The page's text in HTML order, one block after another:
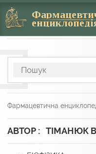
Фармацевтична
АВТОР : ТІМАНЮК